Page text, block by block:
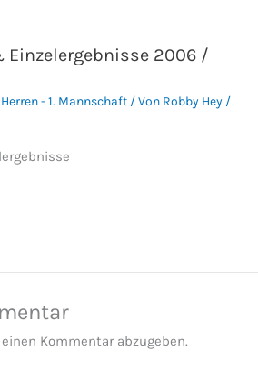
Einzelergebnisse 2006 /
Herren - 1. Mannschaft/ Von Robby Hey /
Kommentar abzugeben.